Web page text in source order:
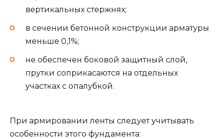
вертикальных стержнях;
в сечении бетонной конструкции арматуры
меньше 0,1%;
не обеспечен боковой защитный слой,
прутки соприкасаются на отдельных
участках с опалубкой.
При армировании ленты следует учитывать
особенности этого фундамента: